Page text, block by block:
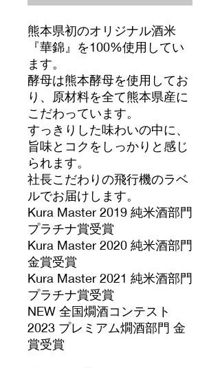
熊本県初のオリジナル酒米
『華錦』を100%使用してい
ます。
酵母は熊本酵母を使用してお
り、原材料を全て熊本県産に
こだわっています。
すっきりした味わいの中に、
旨味とコクをしっかりと感じ
られます。
社長こだわりの飛行機のラベ
ルでお届けします。
Kura Master 2019 純米酒部門
プラチナ賞受賞
Kura Master 2020 純米酒部門
金賞受賞
Kura Master 2021 純米酒部門
プラチナ賞受賞
NEW 全国燗酒コンテスト
2023 プレミアム燗酒部門 金
賞受賞